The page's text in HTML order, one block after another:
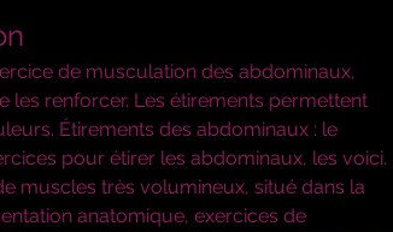
de musculation des abdominaux,
les renforcer. Les étirements permettent
Étirements des abdominaux : le
pour étirer les abdominaux, les voici.
muscles très volumineux, situé dans la
anatomique, exercices de